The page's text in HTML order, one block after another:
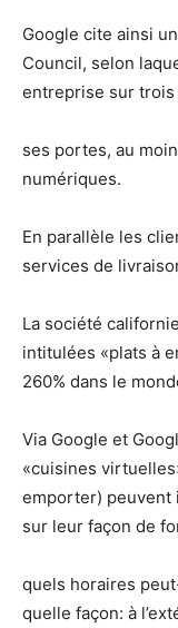
Google cite ainsi
Council, selon
entreprise sur trois
ses portes, au
numériques.
En parallèle les
services de
La société
intitulées «plats à
260% dans le
Via Google et
«cuisines
emporter) peuvent
sur leur façon de
quels horaires
quelle façon: à